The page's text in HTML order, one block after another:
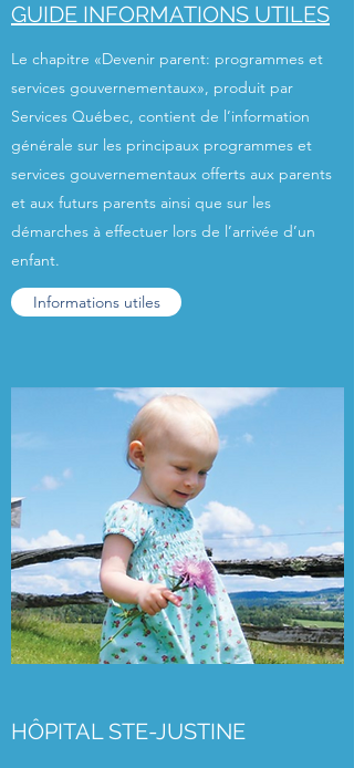
GUIDE INFORMATIONS UTILES
Le chapitre «Devenir parent: programmes et
services gouvernementaux», produit par
Services Québec, contient de l’information
générale sur les principaux programmes et
services gouvernementaux offerts aux parents
et aux futurs parents ainsi que sur les
démarches à effectuer lors de l’arrivée d’un
enfant.
Informations utiles
HÔPITAL STE-JUSTINE